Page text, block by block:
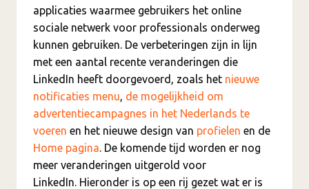
applicaties waarmee gebruikers het online
sociale netwerk voor professionals onderweg
kunnen gebruiken. De verbeteringen zijn in lijn
met een aantal recente veranderingen die
LinkedIn heeft doorgevoerd, zoals het nieuwe
notificaties menu de mogelijkheid om
advertentiecampagnes in het Nederlands te
voeren en het nieuwe design van profielen en de
Home pagina . De komende tijd worden er nog
meer veranderingen uitgerold voor
LinkedIn. Hieronder is op een rij gezet wat er is